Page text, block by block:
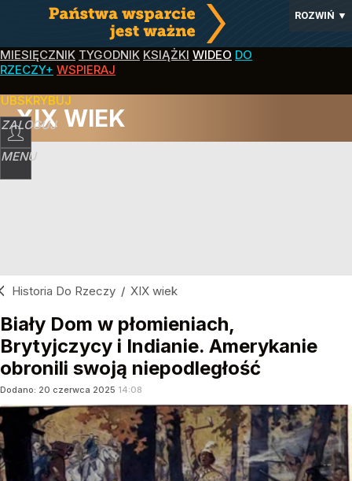
ROZWIŃ ▼
MIESIĘCZNIK TYGODNIK KSIĄŻKI WIDEO DO
RZECZY+ WSPIERAJ
ZALOGUJ
MENU
XIX WIEK
Historia Do Rzeczy / XIX wiek
Biały Dom w płomieniach,
Brytyjczycy i Indianie. Amerykanie
obronili swoją niepodległość
Dodano: 20 czerwca 2025 14:08